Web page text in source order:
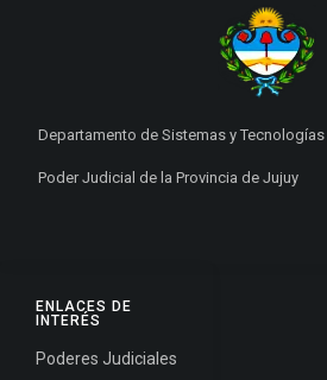
ENLACES DE
INTERÉS
Poderes Judiciales
Departamento de Sistemas y
Poder Judicial de la Provincia de Jujuy